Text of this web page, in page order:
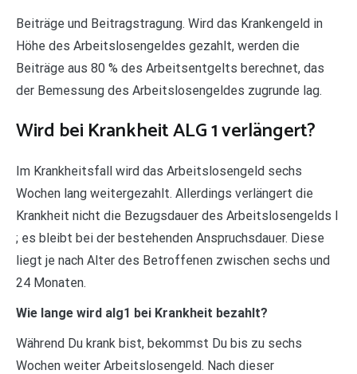
Beiträge und Beitragstragung. Wird das Krankengeld in
Höhe des Arbeitslosengeldes gezahlt, werden die
Beiträge aus 80 % des Arbeitsentgelts berechnet, das
der Bemessung des Arbeitslosengeldes zugrunde lag.
Wird bei Krankheit ALG 1 verlängert?
Im Krankheitsfall wird das Arbeitslosengeld sechs
Wochen lang weitergezahlt. Allerdings verlängert die
Krankheit nicht die Bezugsdauer des Arbeitslosengelds I
; es bleibt bei der bestehenden Anspruchsdauer. Diese
liegt je nach Alter des Betroffenen zwischen sechs und
24 Monaten.
Wie lange wird alg1 bei Krankheit bezahlt?
Während Du krank bist, bekommst Du bis zu sechs
Wochen weiter Arbeitslosengeld. Nach dieser